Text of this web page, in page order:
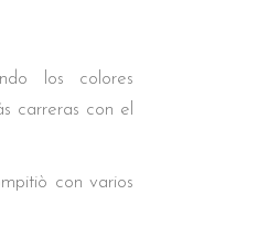
los colores
carreras con el
con varios